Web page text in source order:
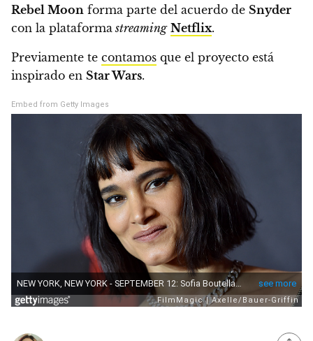
Rebel Moon forma parte del acuerdo de Snyder
con la plataforma streaming Netflix.
Previamente te contamos que el proyecto está
inspirado en Star Wars.
Embed from Getty Images